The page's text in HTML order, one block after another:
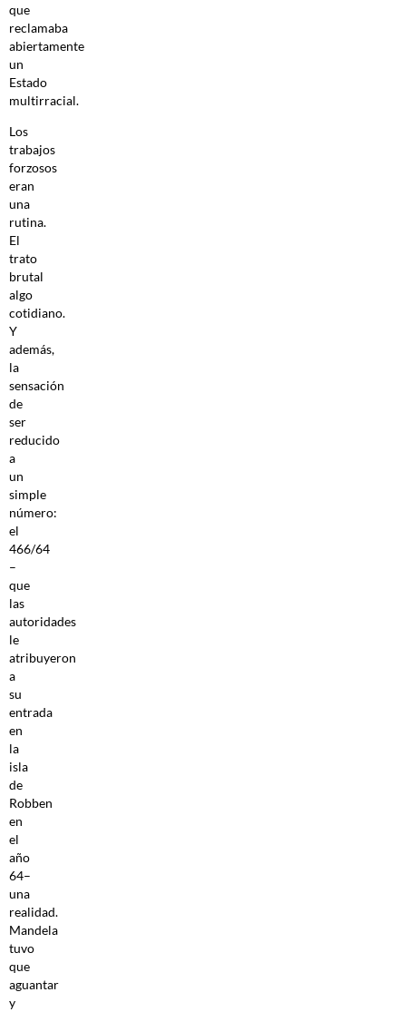
que
reclamaba
abiertamente
un
Estado
multirracial.
Los
trabajos
forzosos
eran
una
rutina.
El
trato
brutal
algo
cotidiano.
Y
además,
la
sensación
de
ser
reducido
a
un
simple
número:
el
466/64
–
que
las
autoridades
le
atribuyeron
a
su
entrada
en
la
isla
de
Robben
en
el
año
64–
una
realidad.
Mandela
tuvo
que
aguantar
y